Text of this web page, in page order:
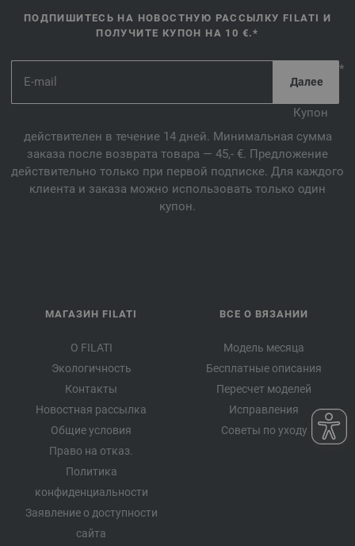
ПОДПИШИТЕСЬ НА НОВОСТНУЮ РАССЫЛКУ FILATI И
ПОЛУЧИТЕ КУПОН НА 10 €.*
*
Купон
действителен в течение 14 дней. Минимальная сумма
заказа после возврата товара — 45,- €. Предложение
действительно только при первой подписке. Для каждого
клиента и заказа можно использовать только один
купон.
МАГАЗИН FILATI
О FILATI
Экологичность
Контакты
Новостная рассылка
Общие условия
Право на отказ.
Политика
конфиденциальности
Заявление о доступности
сайта
ВСЕ О ВЯЗАНИИ
Модель месяца
Бесплатные описания
Пересчет моделей
Исправления
Советы по уходу